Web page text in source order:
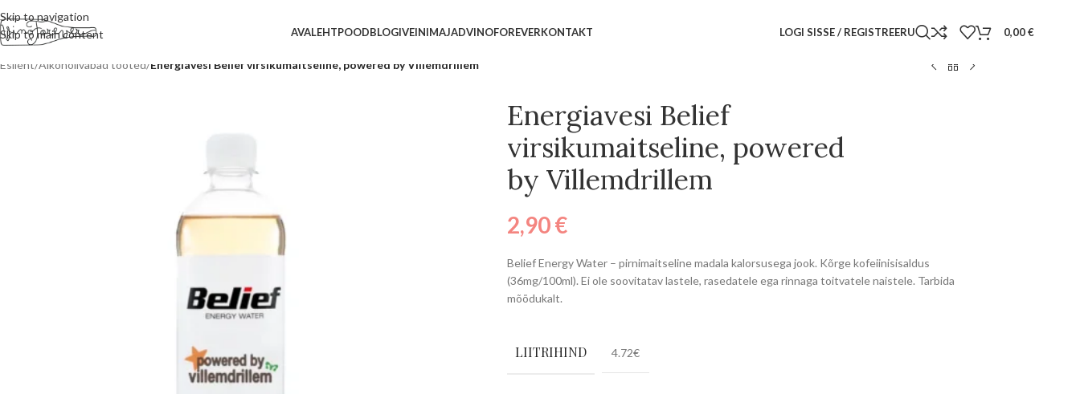
Skip to navigation
Skip to main content
AVALEHTPOODBLOGIVEINIMAJADVINOFOREVERKONTAKT LOGI SISSE / REGISTREERU 0,00€
Esileht/Alkoholivabad tooted/Energiavesi Belief virsikumaitseline, powered by Villemdrillem
Energiavesi Belief
virsikumaitseline, powered
by Villemdrillem
2,90€
Belief Energy Water – pirnimaitseline madala kalorsusega jook. Kõrge kofeiinisisaldus
(36mg/100ml). Ei ole soovitatav lastele, rasedatele ega rinnaga toitvatele naistele. Tarbida
mõõdukalt.
LIITRIHIND 4.72€